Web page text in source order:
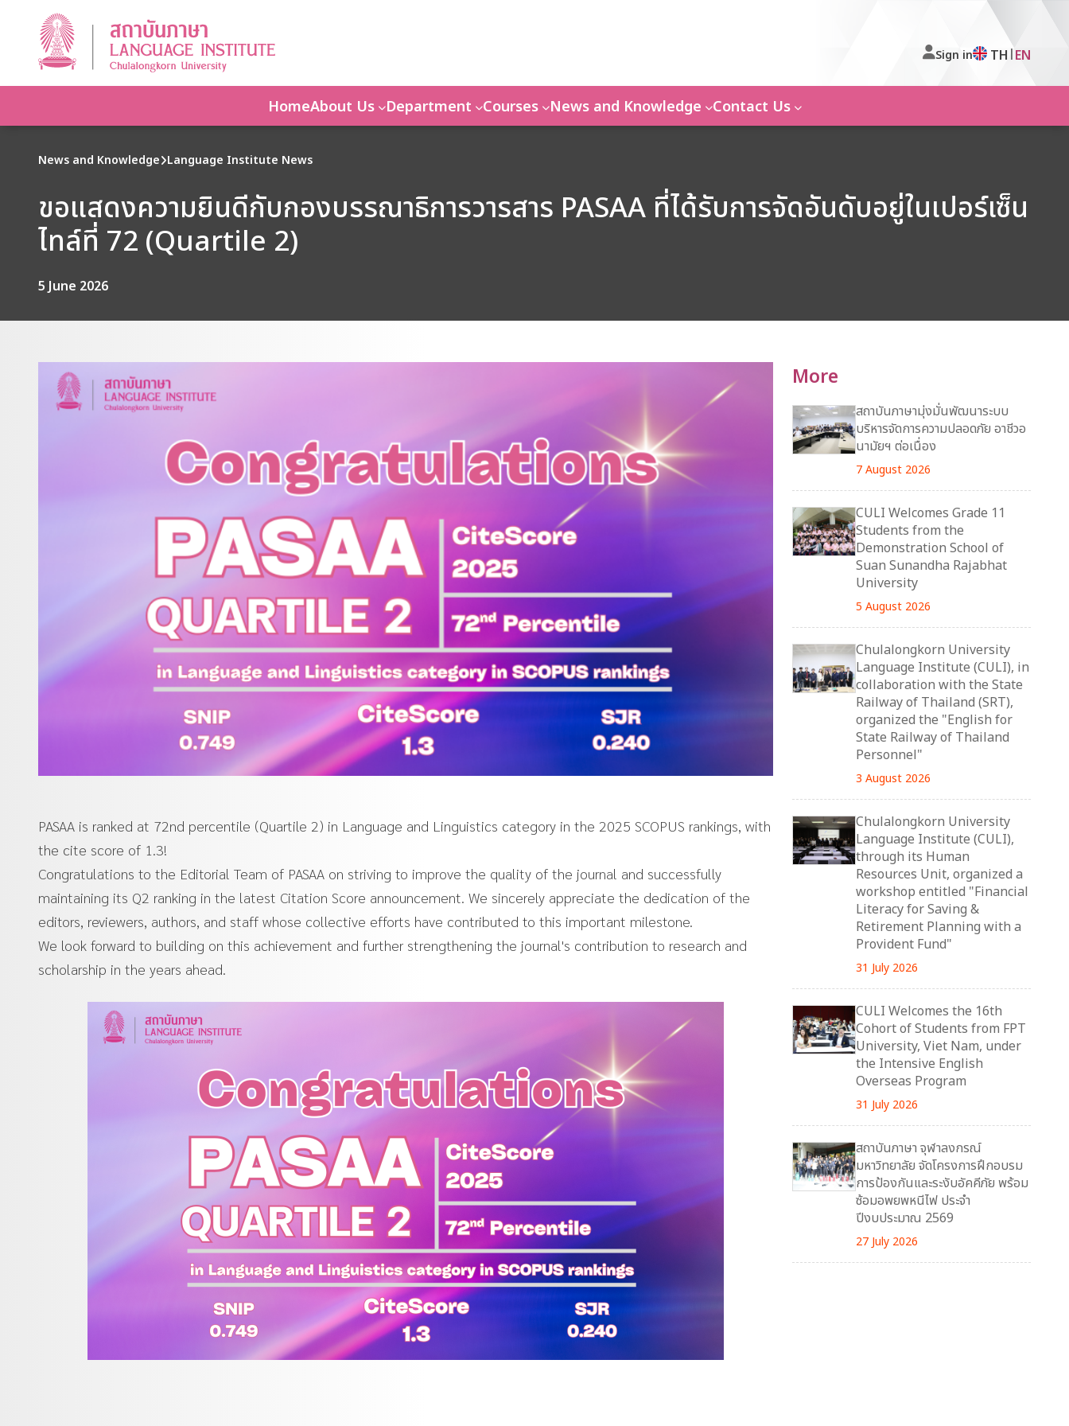
Sign in TH | EN
HomeAbout Us Department Courses News and Knowledge Contact Us
News and Knowledge Language Institute News
ขอแสดงความยินดีกับกองบรรณาธิการวารสาร PASAA ที่ได้รับการจัดอันดับอยู่ในเปอร์เซ็น
ไทล์ที่ 72 (Quartile 2)
5 June 2026
PASAA is ranked at 72nd percentile (Quartile 2) in Language and Linguistics category in the 2025 SCOPUS rankings, with
the cite score of 1.3!
Congratulations to the Editorial Team of PASAA on striving to improve the quality of the journal and successfully
maintaining its Q2 ranking in the latest Citation Score announcement. We sincerely appreciate the dedication of the
editors, reviewers, authors, and staff whose collective efforts have contributed to this important milestone.
We look forward to building on this achievement and further strengthening the journal's contribution to research and
scholarship in the years ahead.
More
สถาบันภาษามุ่งมั่นพัฒนาระบบ
บริหารจัดการความปลอดภัย อาชีวอ
นามัยฯ ต่อเนื่อง
7 August 2026
CULI Welcomes Grade 11
Students from the
Demonstration School of
Suan Sunandha Rajabhat
University
5 August 2026
Chulalongkorn University
Language Institute (CULI), in
collaboration with the State
Railway of Thailand (SRT),
organized the "English for
State Railway of Thailand
Personnel"
3 August 2026
Chulalongkorn University
Language Institute (CULI),
through its Human
Resources Unit, organized a
workshop entitled "Financial
Literacy for Saving &
Retirement Planning with a
Provident Fund"
31 July 2026
CULI Welcomes the 16th
Cohort of Students from FPT
University, Viet Nam, under
the Intensive English
Overseas Program
31 July 2026
สถาบันภาษา จุฬาลงกรณ์
มหาวิทยาลัย จัดโครงการฝึกอบรม
การป้องกันและระงับอัคคีภัย พร้อม
ซ้อมอพยพหนีไฟ ประจำ
ปีงบประมาณ 2569
27 July 2026